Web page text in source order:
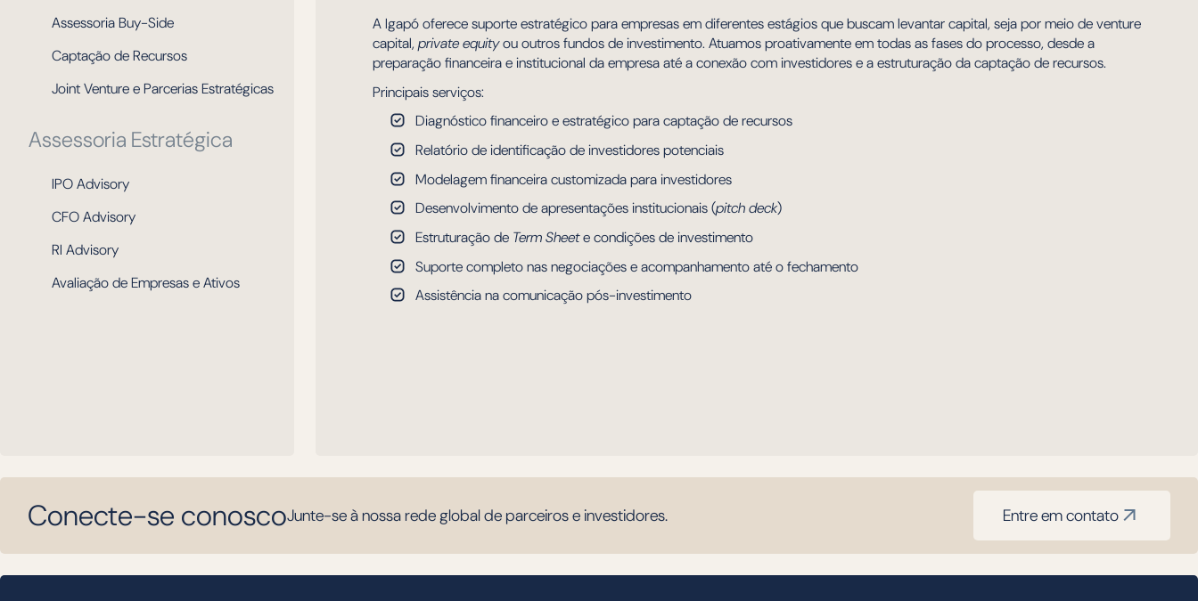
Assessoria Buy-Side
Captação de Recursos
Joint Venture e Parcerias Estratégicas
Assessoria Estratégica
IPO Advisory
CFO Advisory
RI Advisory
Avaliação de Empresas e Ativos
A Igapó oferece suporte estratégico para empresas em diferentes estágios que buscam levantar capital, seja por meio de venture
capital, private equityou outros fundos de investimento. Atuamos proativamente em todas as fases do processo, desde a
preparação financeira e institucional da empresa até a conexão com investidores e a estruturação da captação de recursos.
Principais serviços:
Diagnóstico financeiro e estratégico para captação de recursos
Relatório de identificação de investidores potenciais
Modelagem financeira customizada para investidores
Desenvolvimento de apresentações institucionais (pitch deck)
Estruturação de Term Sheete condições de investimento
Suporte completo nas negociações e acompanhamento até o fechamento
Assistência na comunicação pós-investimento
Conecte-se conoscoJunte-se à nossa rede global de parceiros e investidores. Entre em contato